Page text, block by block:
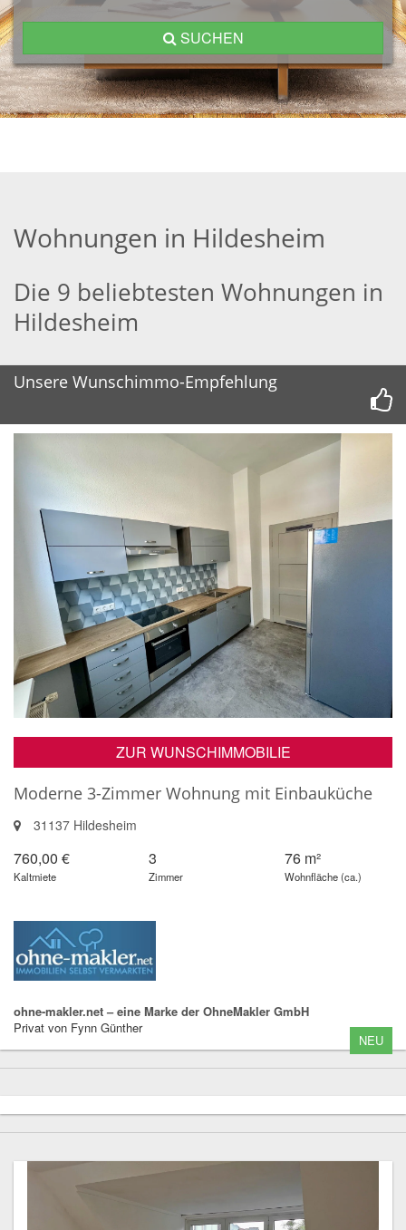
SUCHEN
Wohnungen in Hildesheim
Die 9 beliebtesten Wohnungen in
Hildesheim
Unsere Wunschimmo-Empfehlung
ZUR WUNSCHIMMOBILIE
Moderne 3-Zimmer Wohnung mit Einbauküche
31137 Hildesheim
760,00 €
Kaltmiete
3
Zimmer
76 m²
Wohnfläche (ca.)
ohne-makler.net – eine Marke der OhneMakler GmbH
Privat von Fynn Günther
NEU